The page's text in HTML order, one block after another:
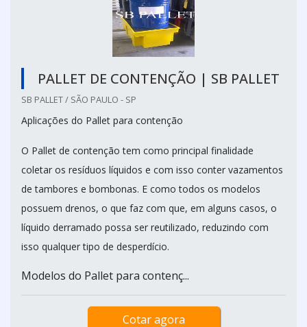
PALLET DE CONTENÇÃO | SB PALLET
SB PALLET / SÃO PAULO - SP
Aplicações do Pallet para contenção
O Pallet de contenção tem como principal finalidade
coletar os resíduos líquidos e com isso conter vazamentos
de tambores e bombonas. E como todos os modelos
possuem drenos, o que faz com que, em alguns casos, o
líquido derramado possa ser reutilizado, reduzindo com
isso qualquer tipo de desperdício.
Modelos do Pallet para contenç...
Cotar agora